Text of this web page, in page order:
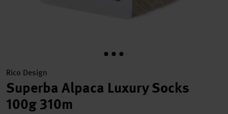
Rico Design
Superba Alpaca Luxury Socks
100g 310m